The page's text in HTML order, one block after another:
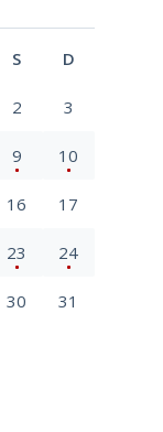
S D
2 3
9 10
16 17
23 24
30 31